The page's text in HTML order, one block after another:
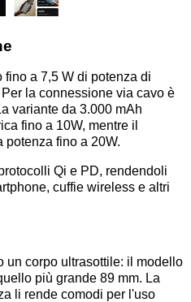
a 7,5 W di potenza di
la connessione via cavo è
variante da 3.000 mAh
fino a 10W, mentre il
potenza fino a 20W.
Qi e PD, rendendoli
cuffie wireless e altri
un corpo ultrasottile: il modello
più grande 89 mm. La
li rende comodi per l'uso